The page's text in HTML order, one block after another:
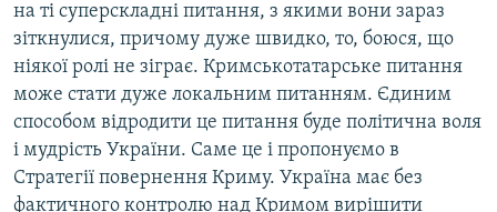
на ті суперскладні питання, з якими вони зараз
зіткнулися, причому дуже швидко, то, боюся, що
ніякої ролі не зіграє. Кримськотатарське питання
може стати дуже локальним питанням. Єдиним
способом відродити це питання буде політична воля
і мудрість України. Саме це і пропонуємо в
Стратегії повернення Криму. Україна має без
фактичного контролю над Кримом вирішити